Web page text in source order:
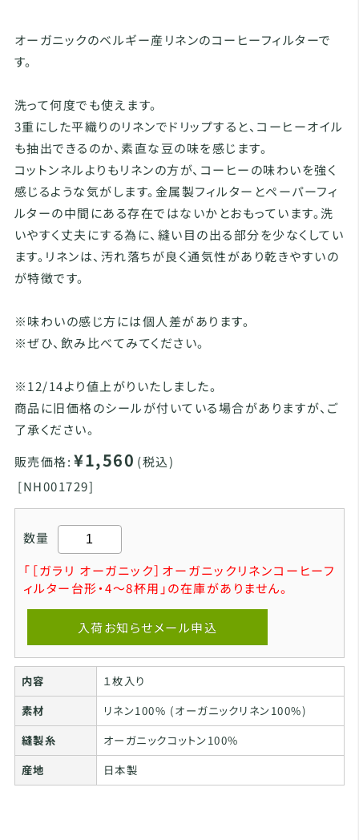
オーガニックのベルギー産リネンのコーヒーフィルターで
す。
洗って何度でも使えます。
3重にした平織りのリネンでドリップすると、コーヒーオイル
も抽出できるのか、素直な豆の味を感じます。
コットンネルよりもリネンの方が、コーヒーの味わいを強く
感じるような気がします。金属製フィルターとペーパーフィ
ルターの中間にある存在ではないかとおもっています。洗
いやすく丈夫にする為に、縫い目の出る部分を少なくしてい
ます。リネンは、汚れ落ちが良く通気性があり乾きやすいの
が特徴です。
※味わいの感じ方には個人差があります。
※ぜひ、飲み比べてみてください。
※12/14より値上がりいたしました。
商品に旧価格のシールが付いている場合がありますが、ご
了承ください。
販売価格: ¥1,560 (税込)
[NH001729]
数量
「［ガラリ オーガニック］オーガニックリネンコーヒーフ
ィルター台形・4～8杯用」の在庫がありません。
入荷お知らせメール申込
内容
１枚入り
素材
リネン100% (オーガニックリネン100%)
縫製糸
オーガニックコットン100%
産地
日本製